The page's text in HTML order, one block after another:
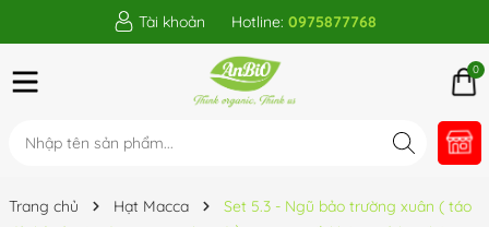
Tài khoản Hotline: 0975877768
0
Trang chủ Hạt Macca
Set 5.3 - Ngũ bảo trường xuân ( táo